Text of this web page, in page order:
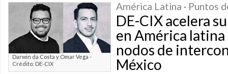
Darwin da Costa y Omar Vega -
Crédito: DE-CIX
América Latina · Puntos
DE-CIX acelera
en América
nodos de
México